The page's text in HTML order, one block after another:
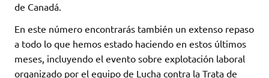
de Canadá.
En este número encontrarás también un extenso repaso
a todo lo que hemos estado haciendo en estos últimos
meses, incluyendo el evento sobre explotación laboral
organizado por el equipo de Lucha contra la Trata de